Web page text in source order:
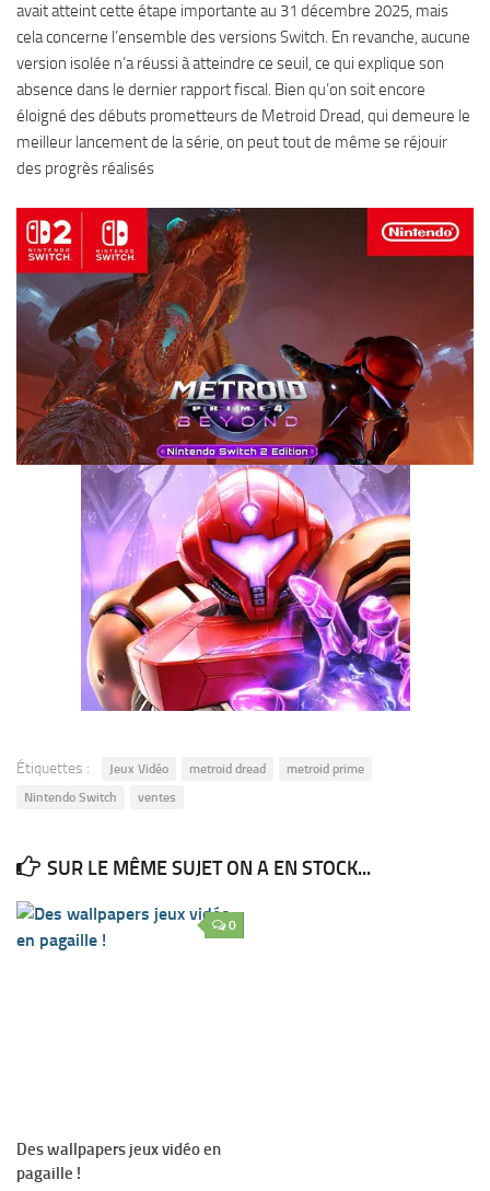
avait atteint cette étape importante au 31 décembre 2025, mais
cela concerne l’ensemble des versions Switch. En revanche, aucune
version isolée n’a réussi à atteindre ce seuil, ce qui explique son
absence dans le dernier rapport fiscal. Bien qu’on soit encore
éloigné des débuts prometteurs de Metroid Dread, qui demeure le
meilleur lancement de la série, on peut tout de même se réjouir
des progrès réalisés
Étiquettes : Jeux Vidéo metroid dread
metroid prime
Nintendo Switch
ventes
SUR LE MÊME SUJET ON A EN STOCK...
0
Des wallpapers jeux vidéo en
pagaille !